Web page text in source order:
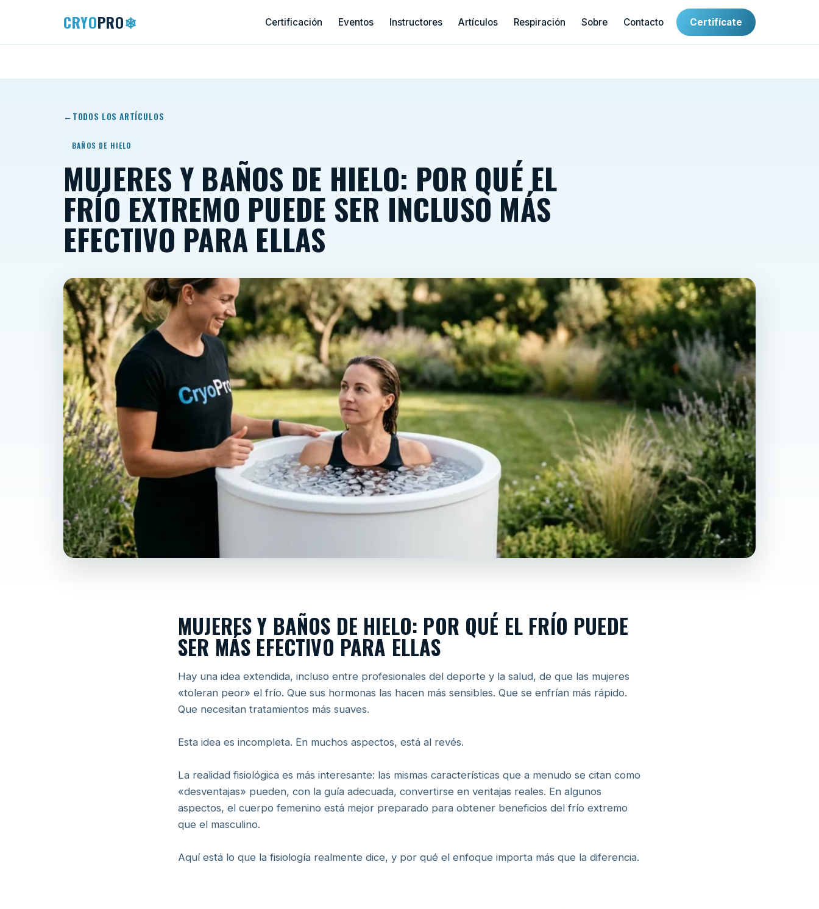
CRYOPRO❄ Certificación Eventos Instructores Artículos Respiración Sobre Contacto Certifícate
TODOS LOS ARTÍCULOS
BAÑOS DE HIELO
MUJERES Y BAÑOS DE HIELO: POR QUÉ EL
FRÍO EXTREMO PUEDE SER INCLUSO MÁS
EFECTIVO PARA ELLAS
MUJERES Y BAÑOS DE HIELO: POR QUÉ EL FRÍO PUEDE
SER MÁS EFECTIVO PARA ELLAS
Hay una idea extendida, incluso entre profesionales del deporte y la salud, de que las mujeres
«toleran peor» el frío. Que sus hormonas las hacen más sensibles. Que se enfrían más rápido.
Que necesitan tratamientos más suaves.
Esta idea es incompleta. En muchos aspectos, está al revés.
La realidad fisiológica es más interesante: las mismas características que a menudo se citan como
«desventajas» pueden, con la guía adecuada, convertirse en ventajas reales. En algunos
aspectos, el cuerpo femenino está mejor preparado para obtener beneficios del frío extremo
que el masculino.
Aquí está lo que la fisiología realmente dice, y por qué el enfoque importa más que la diferencia.